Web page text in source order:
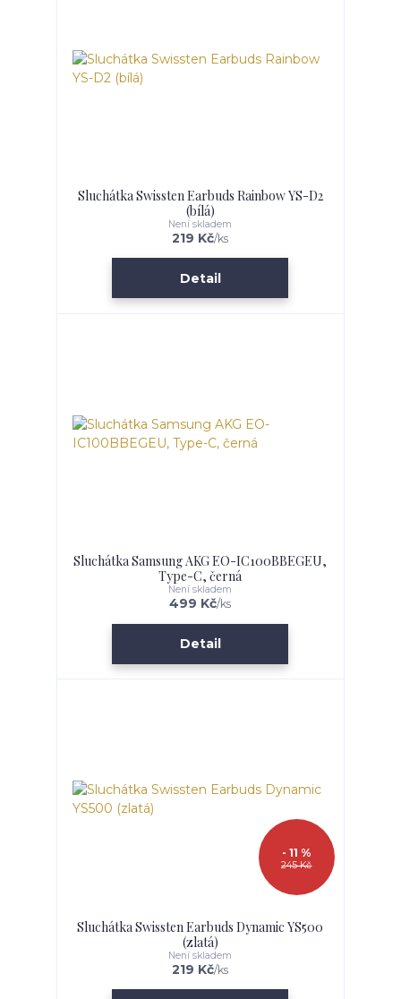
Sluchátka Swissten Earbuds Rainbow YS-D2
(bílá)
219 Kč/ks
Není skladem
Detail
Sluchátka Samsung AKG EO-IC100BBEGEU,
Type-C, černá
499 Kč/ks
Není skladem
Detail
245 Kč
- 11 %
Sluchátka Swissten Earbuds Dynamic YS500
(zlatá)
219 Kč/ks
Není skladem